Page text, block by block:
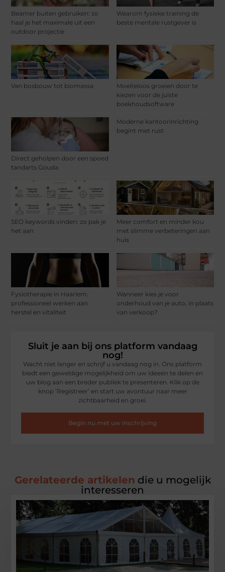
Beamer buiten gebruiken: zo
haal je het maximale uit een
outdoor projectie
Waarom fysieke training de
beste mentale rustgever is
Van bosbouw tot biomassa
Moeiteloos groeien door te
kiezen voor de juiste
boekhoudsoftware
Direct geholpen door een spoed
tandarts Gouda
Moderne kantoorinrichting
begint met rust
SEO keywords vinden: zo pak je
het aan
Meer comfort en minder kou
met slimme verbeteringen aan
huis
Fysiotherapie in Haarlem:
professioneel werken aan
herstel en vitaliteit
Wanneer kies je voor
onderhoud van je auto, in plaats
van verkoop?
Sluit je aan bij ons platform vandaag
nog!
Wacht niet langer en schrijf u vandaag nog in. Ons platform
biedt een geweldige mogelijkheid om uw ideeën te delen en
uw blog aan een breder publiek te presenteren. Klik op de
knop ‘Registreer’ en start uw avontuur naar meer
zichtbaarheid en groei.
Begin nu met uw inschrijving
Gerelateerde artikelen die u mogelijk
interesseren